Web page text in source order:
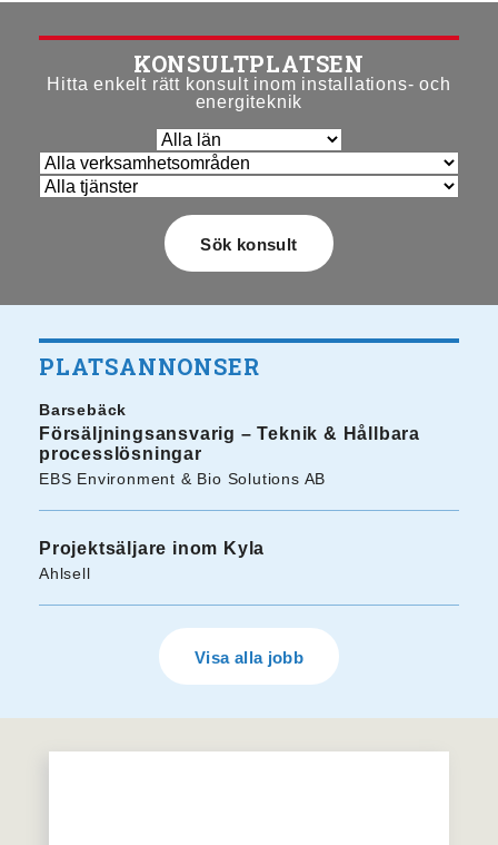
KONSULTPLATSEN
Hitta enkelt rätt konsult inom installations- och
energiteknik
PLATSANNONSER
Barsebäck
Försäljningsansvarig – Teknik & Hållbara
processlösningar
EBS Environment & Bio Solutions AB
Projektsäljare inom Kyla
Ahlsell
Visa alla jobb